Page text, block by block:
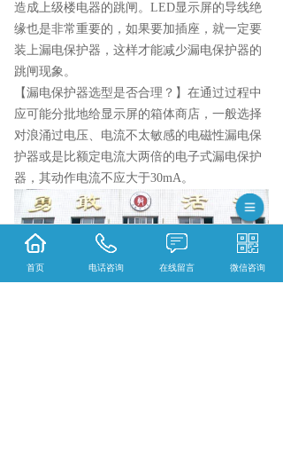
造成上级楼电器的跳闸。LED显示屏的导线绝
缘也是非常重要的，如果要加插座，就一定要
装上漏电保护器，这样才能减少漏电保护器的
跳闸现象。
【漏电保护器选型是否合理？】在通过过程中
应可能分批地给显示屏的箱体商店，一般选择
对浪涌过电压、电流不太敏感的电磁性漏电保
护器或是比额定电流大两倍的电子式漏电保护
器，其动作电流不应大于30mA。
首页 电话咨询 在线留言 微信咨询